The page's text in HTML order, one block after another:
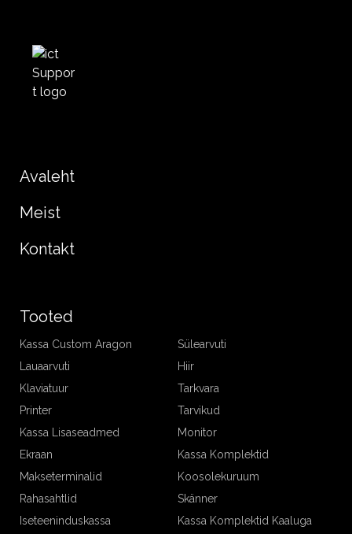
Avaleht
Meist
Kontakt
Tooted
Kassa Custom Aragon
Sülearvuti
Lauaarvuti
Hiir
Klaviatuur
Tarkvara
Printer
Tarvikud
Kassa Lisaseadmed
Monitor
Ekraan
Kassa Komplektid
Makseterminalid
Koosolekuruum
Rahasahtlid
Skänner
Iseteeninduskassa
Kassa Komplektid Kaaluga